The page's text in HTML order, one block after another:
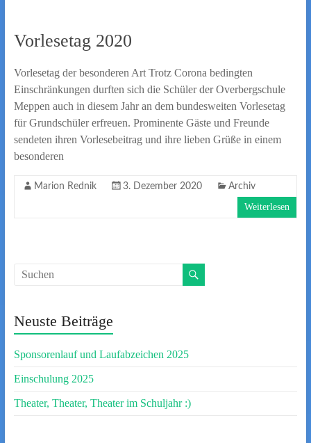
Vorlesetag 2020
Vorlesetag der besonderen Art Trotz Corona bedingten
Einschränkungen durften sich die Schüler der Overbergschule
Meppen auch in diesem Jahr an dem bundesweiten Vorlesetag
für Grundschüler erfreuen. Prominente Gäste und Freunde
sendeten ihren Vorlesebeitrag und ihre lieben Grüße in einem
besonderen
Marion Rednik 3. Dezember 2020 Archiv
Weiterlesen
Neuste Beiträge
Sponsorenlauf und Laufabzeichen 2025
Einschulung 2025
Theater, Theater, Theater im Schuljahr :)